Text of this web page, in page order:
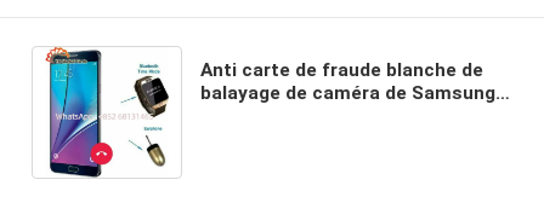
Anti carte de fraude blanche de
balayage de caméra de Samsung